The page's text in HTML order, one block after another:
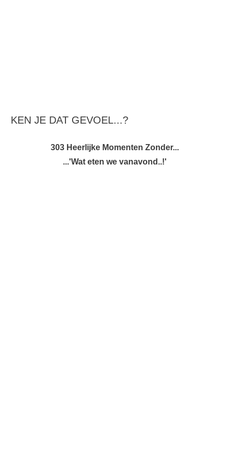
KEN JE DAT GEVOEL...?
303 Heerlijke Momenten Zonder...
...'Wat eten we vanavond..!'